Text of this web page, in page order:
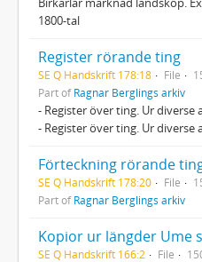
1800-tal
Register rörande ting
SE Q Handskrift 178:18 File
Part ofRagnar Berglings arkiv
- Register över ting. Ur diverse
- Register över ting. Ur diverse
Förteckning rörande
SE Q Handskrift 178:20 File
Part ofRagnar Berglings arkiv
Kopior ur längder Ume
SE Q Handskrift 166:2 File